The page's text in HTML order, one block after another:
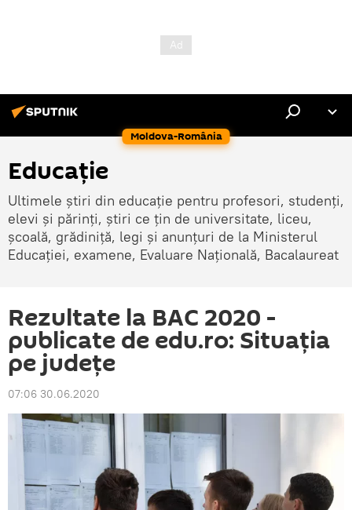
Moldova-România
Educație
Ultimele știri din educație pentru profesori, studenți,
elevi și părinți, știri ce țin de universitate, liceu,
școală, grădiniță, legi și anunțuri de la Ministerul
Educației, examene, Evaluare Națională, Bacalaureat
Rezultate la BAC 2020 -
publicate de edu.ro: Situația
pe județe
07:06 30.06.2020